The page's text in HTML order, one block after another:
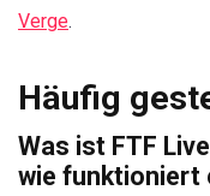
Verge.
Häufig
Was ist FTF
wie funktioniert